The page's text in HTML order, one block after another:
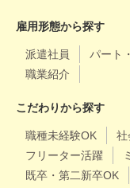
雇用形態から探す
派遣社員 パート
職業紹介
こだわりから探す
職種未経験OK 社
フリーター活躍
既卒・第二新卒OK